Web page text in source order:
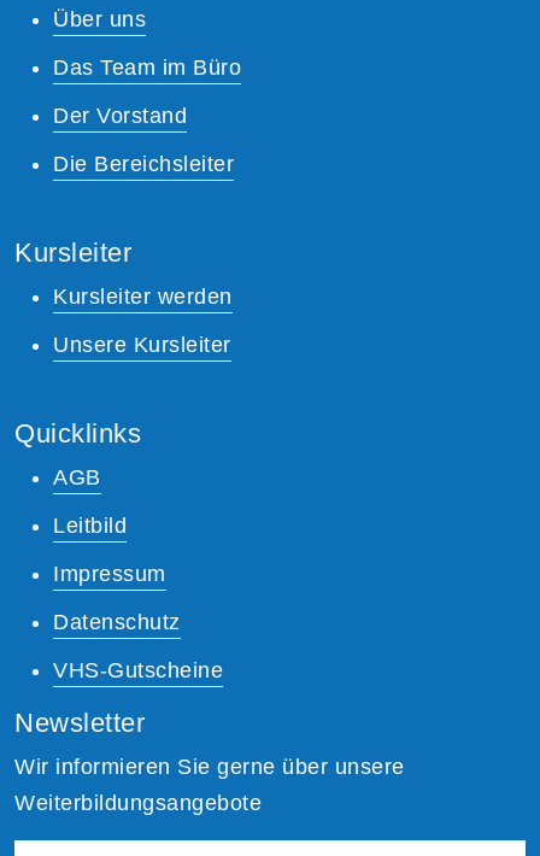
Über uns
Das Team im Büro
Der Vorstand
Die Bereichsleiter
Kursleiter
Kursleiter werden
Unsere Kursleiter
Quicklinks
AGB
Leitbild
Impressum
Datenschutz
VHS-Gutscheine
Newsletter
Wir informieren Sie gerne über unsere
Weiterbildungsangebote